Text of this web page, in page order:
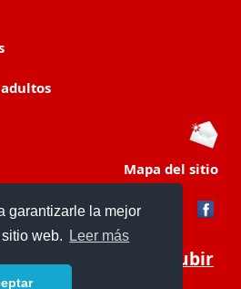
garantizarle la mejor
web.
Leer más
Mapa del sitio
Subir